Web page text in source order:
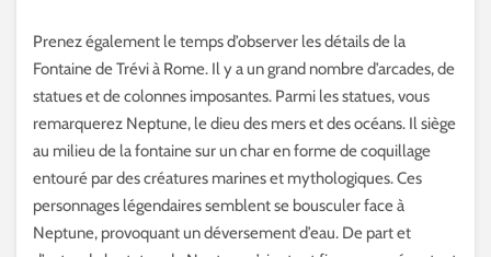
Prenez également le temps d’observer les détails de la
Fontaine de Trévi à Rome. Il y a un grand nombre d’arcades, de
statues et de colonnes imposantes. Parmi les statues, vous
remarquerez Neptune, le dieu des mers et des océans. Il siège
au milieu de la fontaine sur un char en forme de coquillage
entouré par des créatures marines et mythologiques. Ces
personnages légendaires semblent se bousculer face à
Neptune, provoquant un déversement d’eau. De part et